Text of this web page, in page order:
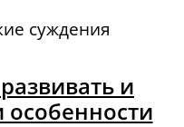
суждения
и